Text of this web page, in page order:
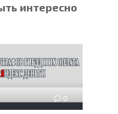
интересно
0